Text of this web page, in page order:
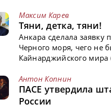
Максим Карев
Тяни, детка, тяни!
Анкара сделала заявку
Черного моря, чего не
Кайнарджийского мира
Антон Копнин
ПАСЕ утвердила
России